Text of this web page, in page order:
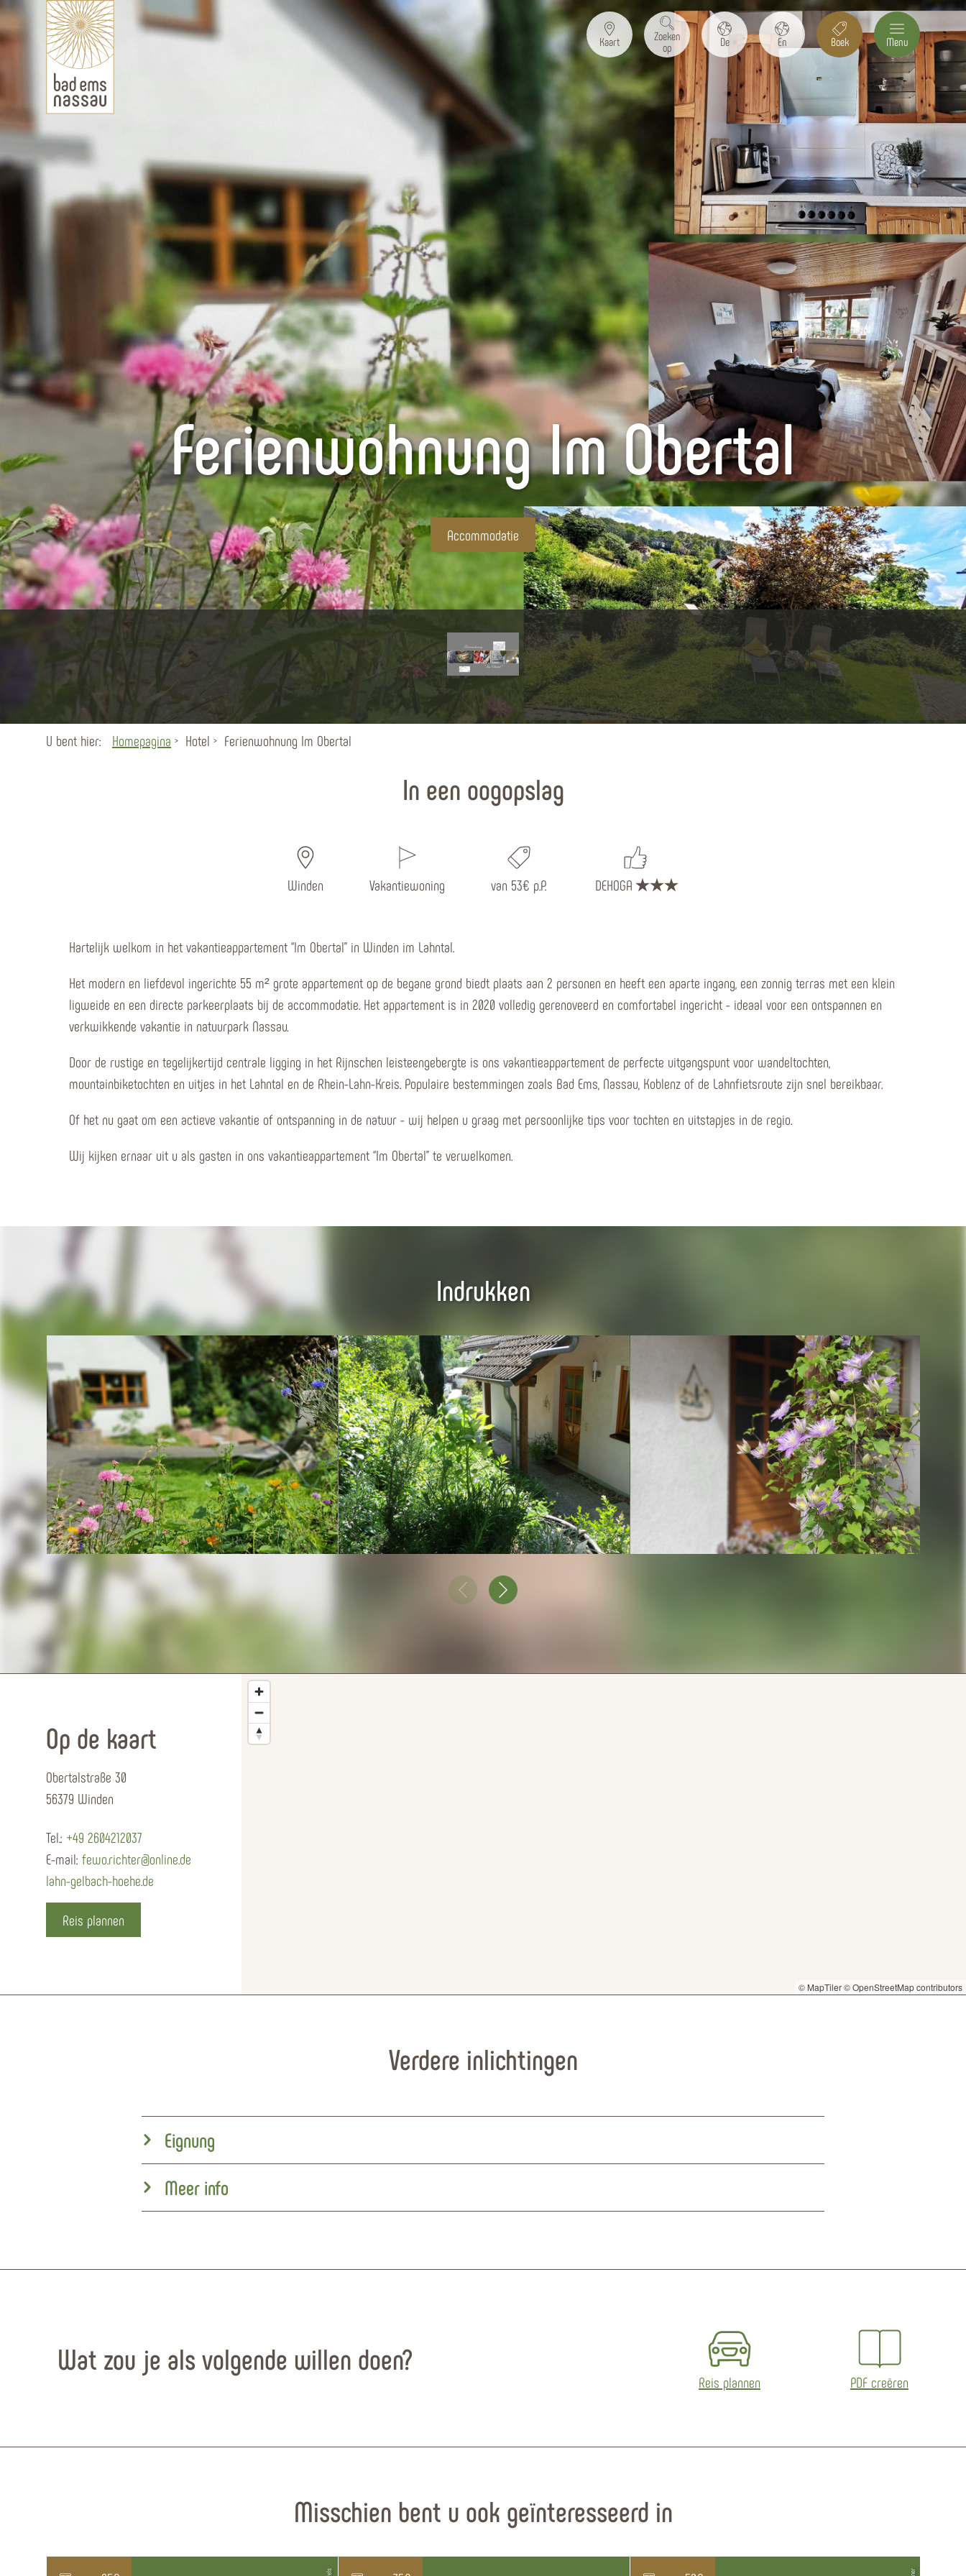
Kaart
Zoeken
op
De En Boek Menu
Ferienwohnung Im Obertal
Accommodatie
U bent hier: Homepagina Hotel Ferienwohnung Im Obertal
In een oogopslag
Winden Vakantiewoning van 53€ p.P. DEHOGA
Hartelijk welkom in het vakantieappartement “Im Obertal” in Winden im Lahntal.
Het modern en liefdevol ingerichte 55 m² grote appartement op de begane grond biedt plaats aan 2 personen en heeft een aparte ingang, een zonnig terras met een klein
ligweide en een directe parkeerplaats bij de accommodatie. Het appartement is in 2020 volledig gerenoveerd en comfortabel ingericht - ideaal voor een ontspannen en
verkwikkende vakantie in natuurpark Nassau.
Door de rustige en tegelijkertijd centrale ligging in het Rijnschen leisteengebergte is ons vakantieappartement de perfecte uitgangspunt voor wandeltochten,
mountainbiketochten en uitjes in het Lahntal en de Rhein-Lahn-Kreis. Populaire bestemmingen zoals Bad Ems, Nassau, Koblenz of de Lahnfietsroute zijn snel bereikbaar.
Of het nu gaat om een actieve vakantie of ontspanning in de natuur - wij helpen u graag met persoonlijke tips voor tochten en uitstapjes in de regio.
Wij kijken ernaar uit u als gasten in ons vakantieappartement “Im Obertal” te verwelkomen.
Indrukken
Op de kaart
Obertalstraße 30
56379 Winden
Tel.: +49 2604212037
E-mail: fewo.richter@online.de
lahn-gelbach-hoehe.de
Reis plannen
© MapTiler© OpenStreetMap contributors
Verdere inlichtingen
Eignung
Meer info
Wat zou je als volgende willen doen?
Reis plannen PDF creëren
Misschien bent u ook geïnteresseerd in